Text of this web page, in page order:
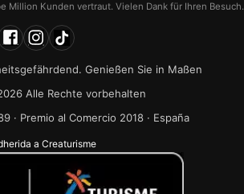
Million Kunden vertraut. Vielen Dank für Ihren Besuch.
Genießen Sie in Maßen
Alle Rechte vorbehalten
· Premio al Comercio 2018 · España
a Creaturisme